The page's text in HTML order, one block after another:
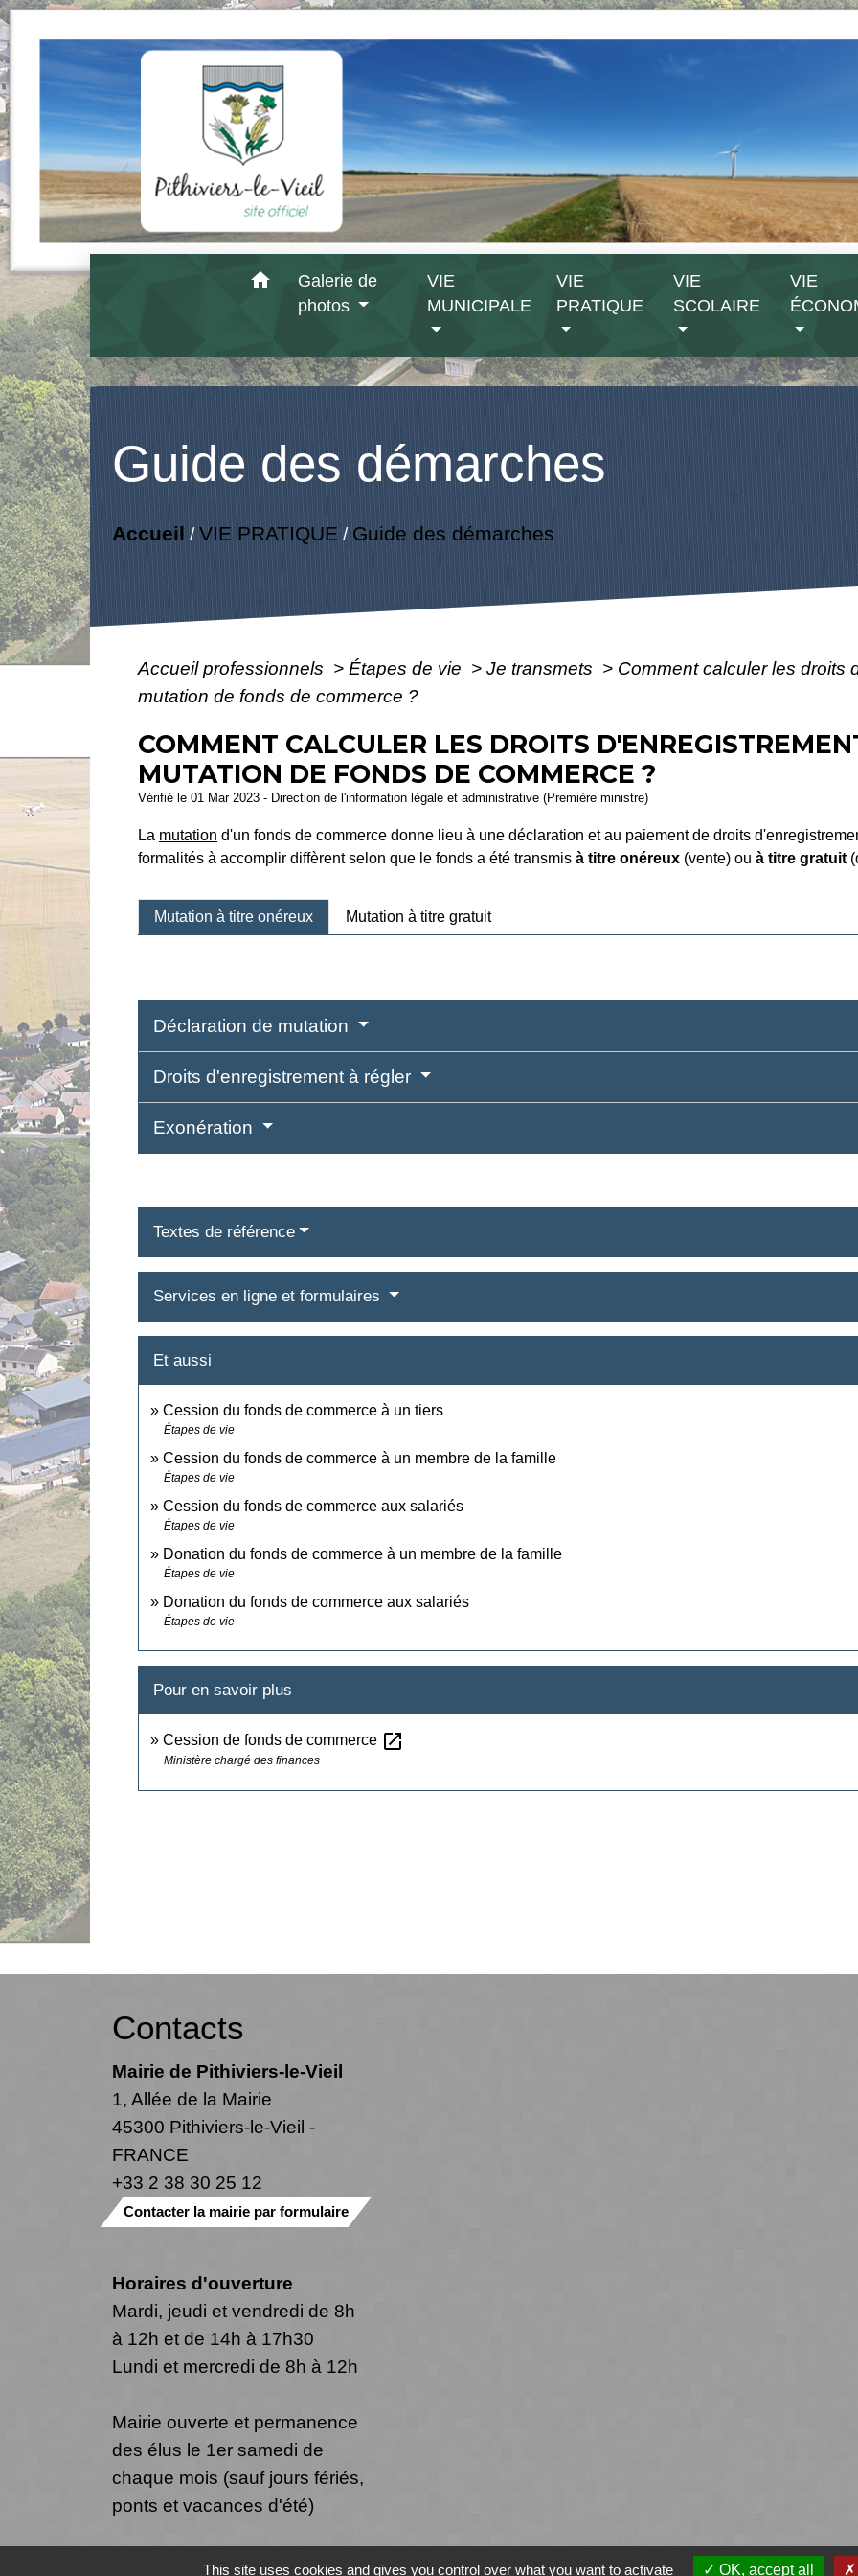
home
Galerie de
photos
VIE
MUNICIPALE
VIE
PRATIQUE
VIE
SCOLAIRE
VIE
Guide des démarches
Accueil /VIE PRATIQUE/ Guide des démarches
Accueil professionnels > Étapes de vie > Je transmets > Comment calculer les droits
mutation de fonds de commerce ?
COMMENT CALCULER LES DROITS
MUTATION DE FONDS DE COMMERCE ?
Vérifié le 01 Mar 2023 - Direction de l'information légale et administrative (Première ministre)
La mutation d'un fonds de commerce donne lieu à une déclaration et au paiement de droits
formalités à accomplir diffèrent selon que le fonds a été transmisà titre onéreux (vente) ouà titre gratuit
Mutation à titre onéreux Mutation à titre gratuit
Déclaration de mutation
Droits d'enregistrement à régler
Exonération
Textes de référence
Services en ligne et formulaires
Et aussi
Cession du fonds de commerce à un tiers
Étapes de vie
Cession du fonds de commerce à un membre de la famille
Étapes de vie
Cession du fonds de commerce aux salariés
Étapes de vie
Donation du fonds de commerce à un membre de la famille
Étapes de vie
Donation du fonds de commerce aux salariés
Étapes de vie
Pour en savoir plus
Cession de fonds de commerce open_in_new
Ministère chargé des finances
Contacts
Mairie de Pithiviers-le-Vieil
1, Allée de la Mairie
45300 Pithiviers-le-Vieil -
FRANCE
+33 2 38 30 25 12
Contacter la mairie par formulaire
Horaires d'ouverture
Mardi, jeudi et vendredi de 8h
à 12h et de 14h à 17h30
Lundi et mercredi de 8h à 12h
Mairie ouverte et permanence
des élus le 1er samedi de
chaque mois (sauf jours fériés,
ponts et vacances d'été)
This site uses cookies and gives you control over what you want to activate OK, accept all